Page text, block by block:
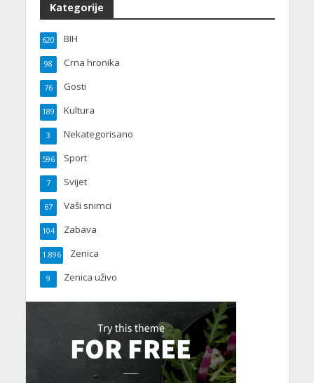
Kategorije
BIH
620
Crna hronika
98
Gosti
76
Kultura
189
Nekategorisano
3
Sport
596
Svijet
7
Vaši snimci
67
Zabava
104
Zenica
1.896
Zenica uživo
9